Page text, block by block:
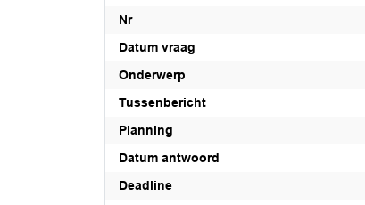
Nr
Datum vraag
Onderwerp
Tussenbericht
Planning
Datum antwoord
Deadline